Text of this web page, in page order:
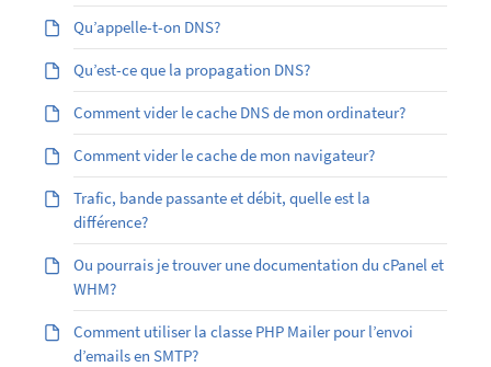
Qu’appelle-t-on DNS?
Qu’est-ce que la propagation DNS?
Comment vider le cache DNS de mon ordinateur?
Comment vider le cache de mon navigateur?
Trafic, bande passante et débit, quelle est la
différence?
Ou pourrais je trouver une documentation du cPanel et
WHM?
Comment utiliser la classe PHP Mailer pour l’envoi
d’emails en SMTP?